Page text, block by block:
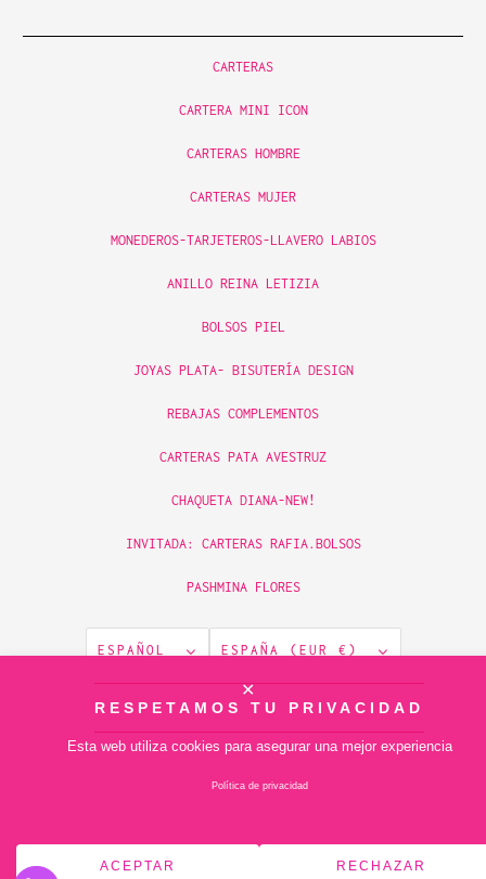
CARTERAS
CARTERA MINI ICON
CARTERAS HOMBRE
CARTERAS MUJER
MONEDEROS-TARJETEROS-LLAVERO LABIOS
ANILLO REINA LETIZIA
BOLSOS PIEL
JOYAS PLATA- BISUTERÍA DESIGN
REBAJAS COMPLEMENTOS
CARTERAS PATA AVESTRUZ
CHAQUETA DIANA-NEW!
INVITADA: CARTERAS RAFIA.BOLSOS
PASHMINA FLORES
ESPAÑOL ESPAÑA (EUR €)
© 2026piamontemadrid. Tecnología de Shopify
RESPETAMOS TU PRIVACIDAD
Esta web utiliza cookies para asegurar una mejor experiencia
Política de privacidad
ACEPTAR RECHAZAR
✕